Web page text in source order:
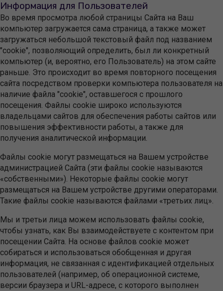
Информация для Пользователей
Во время просмотра любой страницы Сайта на Ваш
компьютер загружается сама страница, а также может
загружаться небольшой текстовый файл под названием
"cookie", позволяющий определить, был ли конкретный
компьютер (и, вероятно, его Пользователь) на этом сайте
раньше. Это происходит во время повторного посещения
сайта посредством проверки компьютера пользователя на
наличие файла "cookie", оставшегося с прошлого
посещения. Файлы cookie широко используются
владельцами сайтов для обеспечения работы сайтов или
повышения эффективности работы, а также для
получения аналитической информации.
Файлы cookie могут размещаться на Вашем устройстве
администрацией Сайта (эти файлы cookie называются
«собственными»). Некоторые файлы cookie могут
размещаться на Вашем устройстве другими операторами.
Такие файлы cookie называются файлами «третьих лиц».
Мы и третьи лица можем использовать файлы cookie,
чтобы узнать, как Вы взаимодействуете с контентом при
посещении Сайта. На основе файлов cookie может
собираться и использоваться обобщенная и другая
информация, не связанная с идентификацией отдельных
пользователей (например, об операционной системе,
версии браузера и URL-адресе, с которого выполнен